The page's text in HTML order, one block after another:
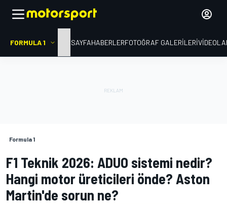
FORMULA 1 ANA SAYFAHABERLERFOTOĞRAF GALERILERI
Formula 1
F1 Teknik 2026: ADUO sistemi nedir?
Hangi motor üreticileri önde? Aston
Martin'de sorun ne?